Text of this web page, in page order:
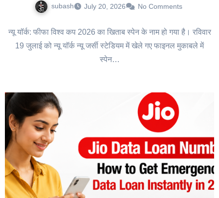
subash July 20, 2026 No Comments
न्यू यॉर्क: फीफा विश्व कप 2026 का खिताब स्पेन के नाम हो गया है। रविवार
19 जुलाई को न्यू यॉर्क न्यू जर्सी स्टेडियम में खेले गए फाइनल मुकाबले में
स्पेन…